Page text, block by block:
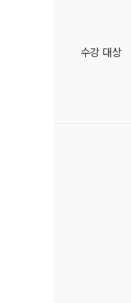
수강 대상